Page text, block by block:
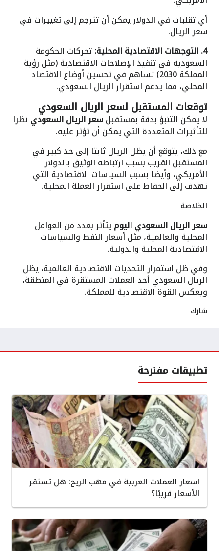
أي تقلبات في الدولار يمكن أن تترجم إلى تغييرات في
سعر الريال.
4. التوجهات الاقتصادية المحلية:
تحركات الحكومة
السعودية في تنفيذ الإصلاحات الاقتصادية (مثل رؤية
المملكة 2030) تساهم في تحسين أوضاع الاقتصاد
المحلي، مما يدعم استقرار الريال السعودي.
توقعات المستقبل لسعر الريال السعودي
لا يمكن التنبؤ بدقة بمستقبلسعر الريال السعودي نظرا
للتأثيرات المتعددة التي يمكن أن تؤثر عليه.
مع ذلك، يتوقع أن يظل الريال ثابتا إلى حد كبير في
المستقبل القريب بسبب ارتباطه الوثيق بالدولار
الأمريكي، وأيضا بسبب السياسات الاقتصادية التي
تهدف إلى الحفاظ على استقرار العملة المحلية.
الخلاصة
سعر الريال السعودي اليوميتأثر بعدد من العوامل
المحلية والعالمية، مثل أسعار النفط والسياسات
الاقتصادية المحلية والدولية.
وفي ظل استمرار التحديات الاقتصادية العالمية، يظل
الريال السعودي أحد العملات المستقرة في المنطقة،
ويعكس القوة الاقتصادية للمملكة.
شارك
تطبيقات مفترحة
اسعار العملات العربية في مهب الريح: هل تستقر
الأسعار قريبًا؟